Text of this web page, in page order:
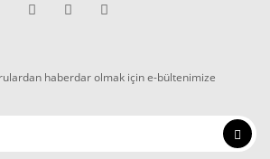
haberdar olmak için e-bültenimize